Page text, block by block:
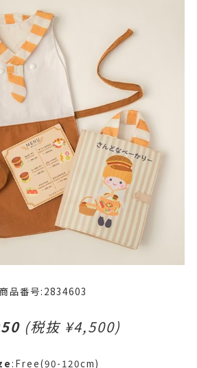
商品番号:2834603
(税抜 ¥4,500)
:Free(90-120cm)